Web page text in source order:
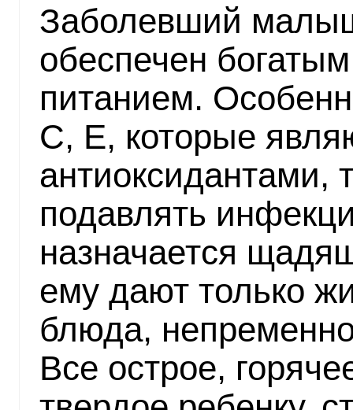
Заболевший
обеспечен
питанием.
С, Е, которые
антиоксидантами,
подавлять
назначается
ему дают только
блюда,
Все острое,